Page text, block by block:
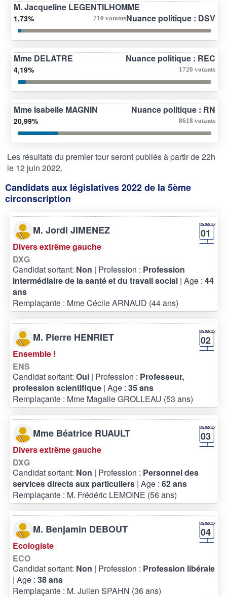
M. Jacqueline LEGENTILHOMME
Nuance politique : DSV
1,73% 710 votants
Mme DELATRE Nuance politique : REC
4,19% 1720 votants
Mme Isabelle MAGNIN Nuance politique : RN
20,99% 8618 votants
Les résultats du premier tour seront publiés à partir de 22h
le 12 juin 2022.
Candidats aux législatives 2022 de la 5ème
circonscription
M. Jordi JIMENEZ 01
Divers extrême gauche
DXG
Candidat sortant: Non | Profession : Profession
intermédiaire de la santé et du travail social | Age : 44
ans
Remplaçante : Mme Cécile ARNAUD (44 ans)
M. Pierre HENRIET 02
Ensemble !
ENS
Candidat sortant: Oui | Profession : Professeur,
profession scientifique | Age : 35 ans
Remplaçante : Mme Magalie GROLLEAU (53 ans)
Mme Béatrice RUAULT 03
Divers extrême gauche
DXG
Candidat sortant: Non | Profession : Personnel des
services directs aux particuliers | Age : 62 ans
Remplaçante : M. Frédéric LEMOINE (56 ans)
M. Benjamin DEBOUT 04
Ecologiste
ECO
Candidat sortant: Non | Profession : Profession libérale
| Age : 38 ans
Remplaçante : M. Julien SPAHN (36 ans)